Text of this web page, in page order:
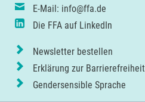
E-Mail: info@ffa.de
Die FFA auf LinkedIn
Newsletter bestellen
Erklärung zur Barrierefreiheit
Gendersensible Sprache